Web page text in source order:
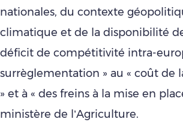
nationales, du contexte
climatique et de la disponibilité
déficit de compétitivité intra-
surrèglementation » au « coût de
» et à « des freins à la mise en
ministère de l’Agriculture.